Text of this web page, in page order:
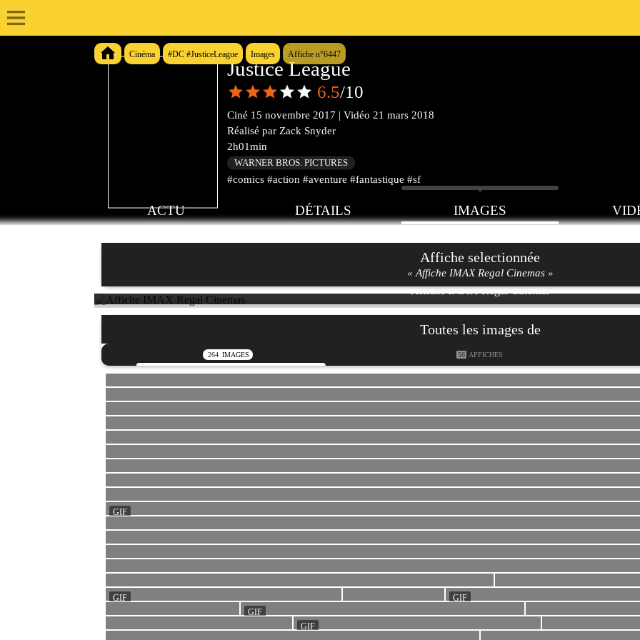
Cinéma #DC #JusticeLeague Images Affiche n°6447
Justice League
6.5/10
Ciné 15 novembre 2017 | Vidéo 21 mars 2018
Réalisé par Zack Snyder
2h01min
WARNER BROS. PICTURES
#comics #action #aventure #fantastique #sf
ACTU DÉTAILS IMAGES
Affiche selectionnée
« Affiche IMAX Regal Cinemas »
Affiche IMAX Regal Cinemas
Toutes les images de
264 IMAGES 56 AFFICHES